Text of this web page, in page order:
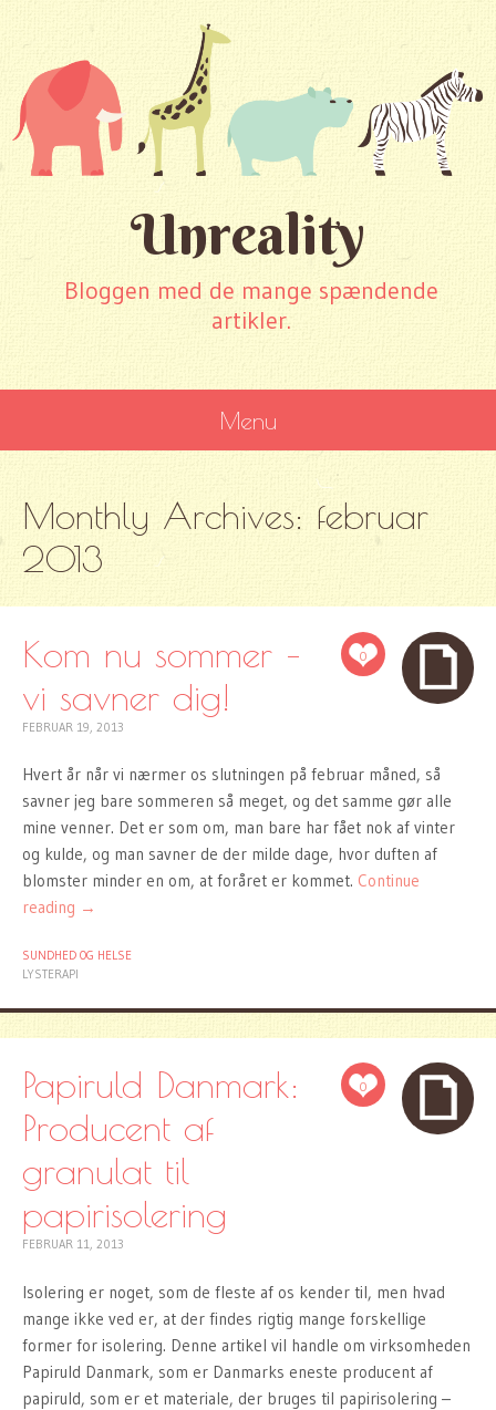
Unreality
Bloggen med de mange spændende
artikler.
Menu
CONTENT
Monthly Archives: februar
2013
0
Kom nu sommer –
vi savner dig!
FEBRUAR 19, 2013
Hvert år når vi nærmer os slutningen på februar måned, så
savner jeg bare sommeren så meget, og det samme gør alle
mine venner. Det er som om, man bare har fået nok af vinter
og kulde, og man savner de der milde dage, hvor duften af
blomster minder en om, at foråret er kommet. Continue
reading →
SUNDHED OG HELSE
LYSTERAPI
0
Papiruld Danmark:
Producent af
granulat til
papirisolering
FEBRUAR 11, 2013
Isolering er noget, som de fleste af os kender til, men hvad
mange ikke ved er, at der findes rigtig mange forskellige
former for isolering. Denne artikel vil handle om virksomheden
Papiruld Danmark, som er Danmarks eneste producent af
papiruld, som er et materiale, der bruges til papirisolering –